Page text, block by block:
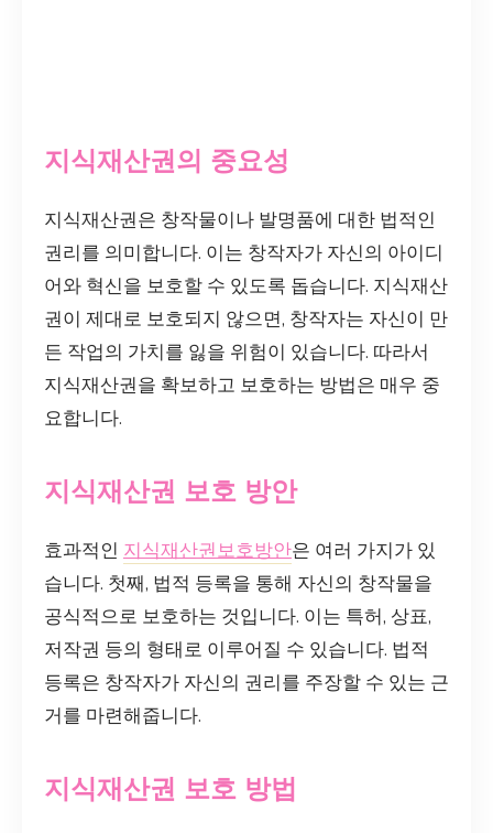
지식재산권의 중요성
지식재산권은 창작물이나 발명품에 대한 법적인
권리를 의미합니다. 이는 창작자가 자신의 아이디
어와 혁신을 보호할 수 있도록 돕습니다. 지식재산
권이 제대로 보호되지 않으면, 창작자는 자신이 만
든 작업의 가치를 잃을 위험이 있습니다. 따라서
지식재산권을 확보하고 보호하는 방법은 매우 중
요합니다.
지식재산권 보호 방안
효과적인 지식재산권보호방안은 여러 가지가 있
습니다. 첫째, 법적 등록을 통해 자신의 창작물을
공식적으로 보호하는 것입니다. 이는 특허, 상표,
저작권 등의 형태로 이루어질 수 있습니다. 법적
등록은 창작자가 자신의 권리를 주장할 수 있는 근
거를 마련해줍니다.
지식재산권 보호 방법